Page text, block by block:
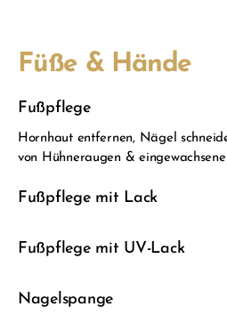
Füße & Hände
Fußpflege
Hornhaut entfernen, Nägel
von Hühneraugen &
Fußpflege mit Lack
Fußpflege mit UV-Lack
Nagelspange